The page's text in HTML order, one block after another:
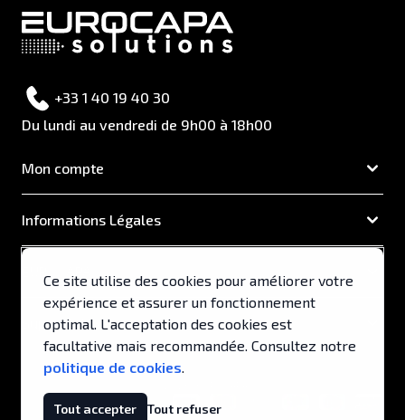
+33 1 40 19 40 30
Du lundi au vendredi de 9h00 à 18h00
Mon compte
Informations Légales
Support & Services
Ce site utilise des cookies pour améliorer votre
expérience et assurer un fonctionnement
optimal. L'acceptation des cookies est
facultative mais recommandée. Consultez notre
politique de cookies.
Tout accepter Tout refuser